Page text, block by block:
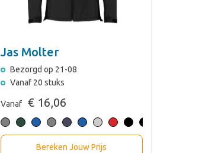
Jas Molter
Bezorgd op 21-08
Vanaf 20 stuks
Vanaf € 16,06
Bereken Jouw Prijs